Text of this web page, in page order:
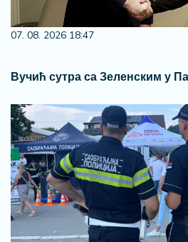
07. 08. 2026 18:47
Вучић сутра са Зеленским у